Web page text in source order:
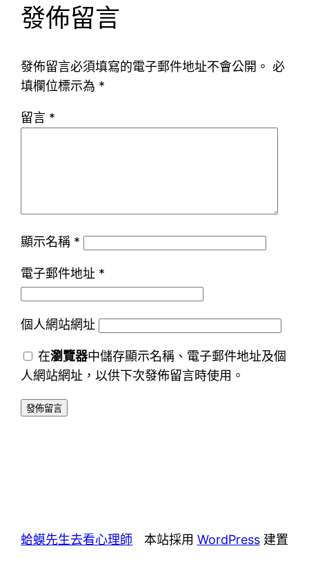
發佈留言
發佈留言必須填寫的電子郵件地址不會公開。 必
填欄位標示為 *
留言 *
顯示名稱 *
電子郵件地址 *
個人網站網址
在瀏覽器中儲存顯示名稱、電子郵件地址及個
人網站網址，以供下次發佈留言時使用。
蛤蟆先生去看心理師 本站採用 WordPress建置